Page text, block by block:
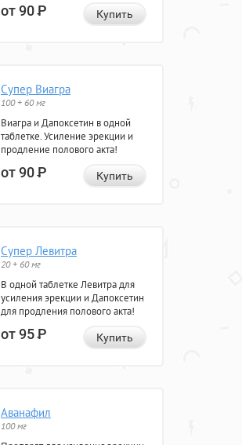
от 90Р Купить
Супер Виагра
100 + 60 мг
Виагра и Дапоксетин в одной
таблетке. Усиление эрекции и
продление полового акта!
от 90Р Купить
Супер Левитра
20 + 60 мг
В одной таблетке Левитра для
усиления эрекции и Дапоксетин
для продления полового акта!
от 95Р Купить
Аванафил
100 мг